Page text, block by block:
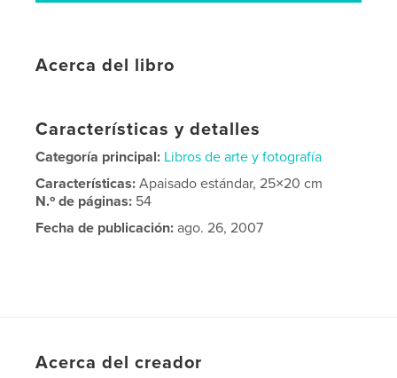
Acerca del libro
Características y detalles
Categoría principal: Libros de arte y fotografía
Características:Apaisado estándar, 25×20 cm
N.º de páginas: 54
Fecha de publicación: ago. 26, 2007
Acerca del creador